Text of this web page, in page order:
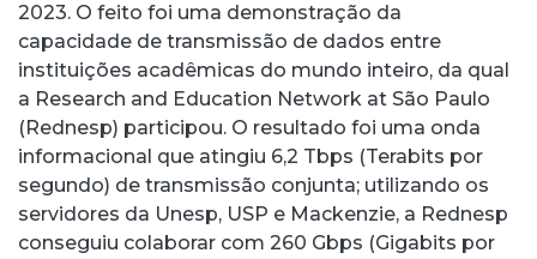
2023. O feito foi uma demonstração da
capacidade de transmissão de dados entre
instituições acadêmicas do mundo inteiro, da qual
a Research and Education Network at São Paulo
(Rednesp) participou. O resultado foi uma onda
informacional que atingiu 6,2 Tbps (Terabits por
segundo) de transmissão conjunta; utilizando os
servidores da Unesp, USP e Mackenzie, a Rednesp
conseguiu colaborar com 260 Gbps (Gigabits por